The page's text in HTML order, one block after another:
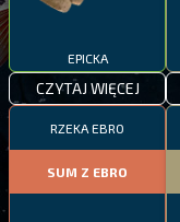
EPICKA
CZYTAJ WIĘCEJ
RZEKA EBRO
SUM Z EBRO